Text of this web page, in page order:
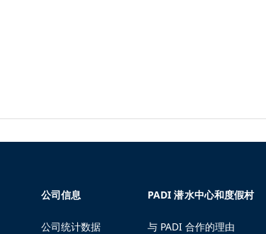
公司信息
公司统计数据
PADI 潜水中心和度假村
与 PADI 合作的理由